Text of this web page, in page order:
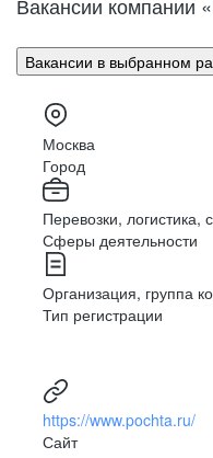
Поволжье
Урал
Сибирь
Дальний Восток
Северный Кавказ
Улан-Удэ
Владивосток
Владимир
Волгоград
Воронеж
Махачкала
Биробиджан
Иваново (Ивановская
Израиль
Магас
Казахстан
Калининград
Элиста
Вакансии в выбранном
Москва
Город
Перевозки, логистика,
Сферы деятельности
Организация, группа
Тип регистрации
https://www.pochta.ru/
Сайт